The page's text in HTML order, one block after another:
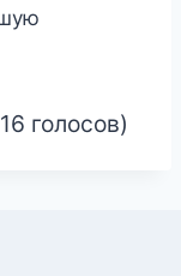
голосов)